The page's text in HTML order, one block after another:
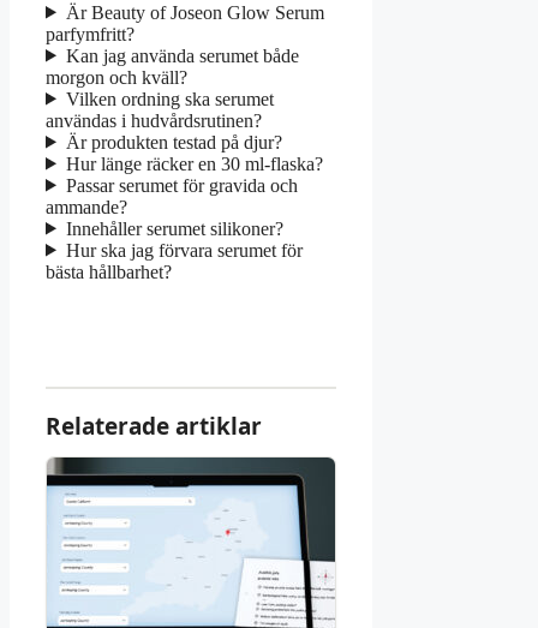
Är Beauty of Joseon Glow Serum
parfymfritt?
Kan jag använda serumet både
morgon och kväll?
Vilken ordning ska serumet
användas i hudvårdsrutinen?
Är produkten testad på djur?
Hur länge räcker en 30 ml-flaska?
Passar serumet för gravida och
ammande?
Innehåller serumet silikoner?
Hur ska jag förvara serumet för
bästa hållbarhet?
Relaterade artiklar